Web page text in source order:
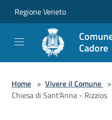
Regione Veneto
Cadore
Home > Vivere il Comune >
Chiesa di Sant'Anna - Rizzios